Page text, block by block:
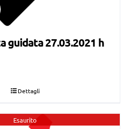
guidata 27.03.2021 h
Dettagli
Esaurito